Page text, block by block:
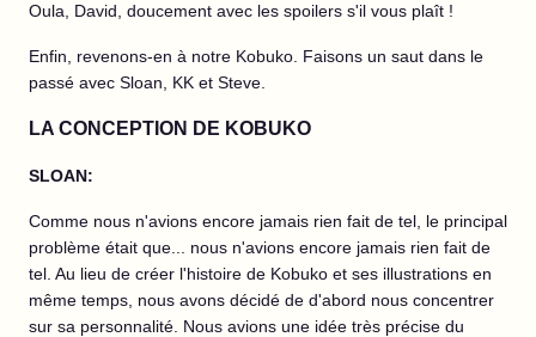
Oula, David, doucement avec les spoilers s'il vous plaît !
Enfin, revenons-en à notre Kobuko. Faisons un saut dans le
passé avec Sloan, KK et Steve.
LA CONCEPTION DE KOBUKO
SLOAN:
Comme nous n'avions encore jamais rien fait de tel, le principal
problème était que... nous n'avions encore jamais rien fait de
tel. Au lieu de créer l'histoire de Kobuko et ses illustrations en
même temps, nous avons décidé de d'abord nous concentrer
sur sa personnalité. Nous avions une idée très précise du